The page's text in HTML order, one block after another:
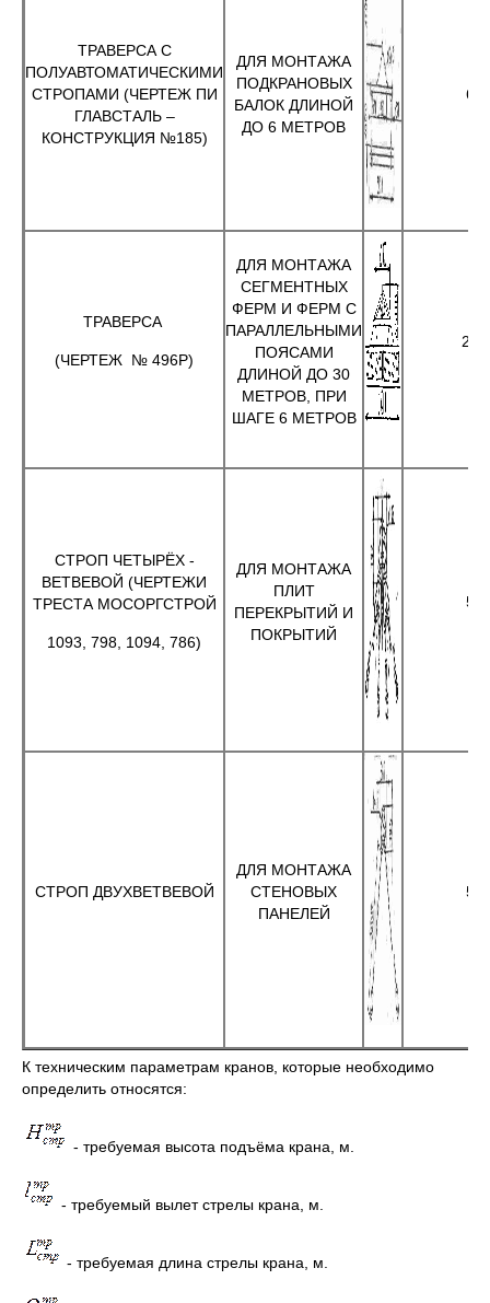
ТРАВЕРСА С
ПОЛУАВТОМАТИЧЕСКИМИ
СТРОПАМИ (ЧЕРТЕЖ ПИ
ГЛАВСТАЛЬ –
КОНСТРУКЦИЯ №185)
ДЛЯ МОНТАЖА
ПОДКРАНОВЫХ
БАЛОК ДЛИНОЙ
ДО 6 МЕТРОВ
6
ТРАВЕРСА
(ЧЕРТЕЖ № 496Р)
ДЛЯ МОНТАЖА
СЕГМЕНТНЫХ
ФЕРМ И ФЕРМ С
ПАРАЛЛЕЛЬНЫМИ
ПОЯСАМИ
ДЛИНОЙ ДО 30
МЕТРОВ, ПРИ
ШАГЕ 6 МЕТРОВ
20
СТРОП ЧЕТЫРЁХ -
ВЕТВЕВОЙ (ЧЕРТЕЖИ
ТРЕСТА МОСОРГСТРОЙ
1093, 798, 1094, 786)
ДЛЯ МОНТАЖА
ПЛИТ
ПЕРЕКРЫТИЙ И
ПОКРЫТИЙ
5
СТРОП ДВУХВЕТВЕВОЙ
ДЛЯ МОНТАЖА
СТЕНОВЫХ
ПАНЕЛЕЙ
5
К техническим параметрам кранов, которые необходимо
определить относятся:
- требуемая высота подъёма крана, м.
- требуемый вылет стрелы крана, м.
- требуемая длина стрелы крана, м.